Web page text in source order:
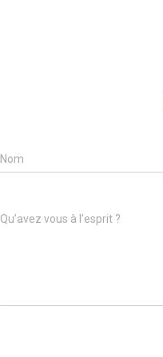
Nom
Qu’avez vous à l’esprit ?